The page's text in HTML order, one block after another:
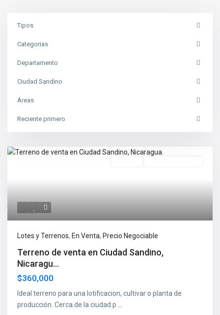
Tipos
Categorias
Departamento
Ciudad Sandino
Áreas
Reciente primero
Lotes y Terrenos, En Venta, Precio Negociable
Terreno de venta en Ciudad Sandino,
Nicaragu...
$360,000
Ideal terreno para una lotificacion, cultivar o planta de
producción. Cerca de la ciudad p